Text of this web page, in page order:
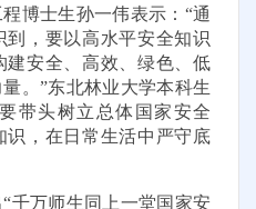
博士生孙一伟表示：“通
，要以高水平安全知识
建安全、高效、绿色、低
。”东北林业大学本科生
带头树立总体国家安全
识，在日常生活中严守底
千万师生同上一堂国家安